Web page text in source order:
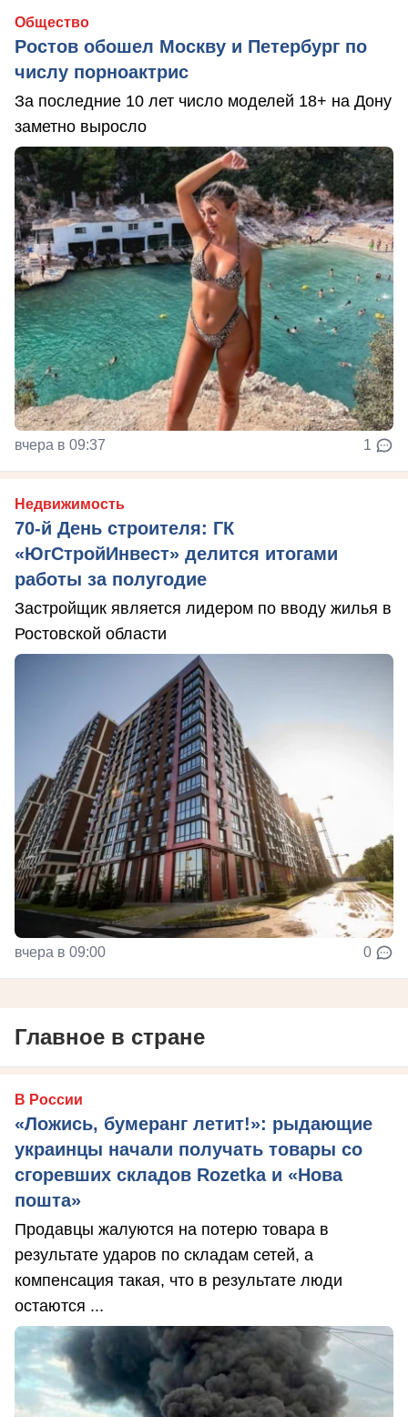
Общество
Ростов обошел Москву и Петербург по
числу порноактрис
За последние 10 лет число моделей 18+ на Дону
заметно выросло
вчера в 09:37 1
Недвижимость
70-й День строителя: ГК
«ЮгСтройИнвест» делится итогами
работы за полугодие
Застройщик является лидером по вводу жилья в
Ростовской области
вчера в 09:00 0
Главное в стране
В России
«Ложись, бумеранг летит!»: рыдающие
украинцы начали получать товары со
сгоревших складов Rozetka и «Нова
пошта»
Продавцы жалуются на потерю товара в
результате ударов по складам сетей, а
компенсация такая, что в результате люди
остаются ...